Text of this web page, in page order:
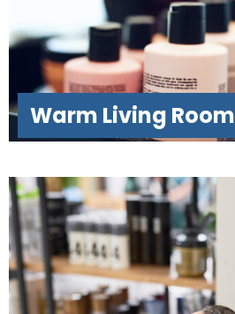
Warm Living Room